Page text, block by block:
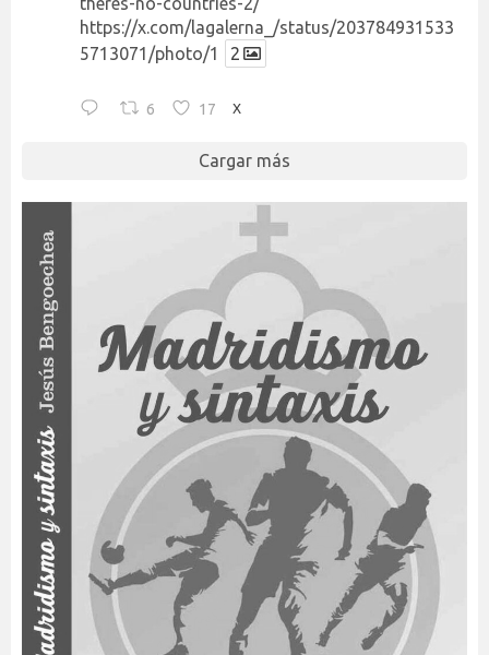
https://x.com/lagalerna_/status/203784931533
5713071/photo/1
2
6 17 X
Cargar más